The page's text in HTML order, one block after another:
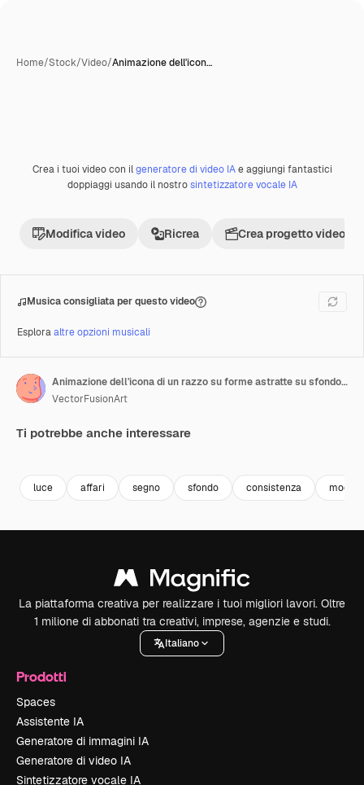
Home/Stock/Video/Animazione dell'icon…
PremiumCreata con IA
Crea i tuoi video con ilgeneratore di video IAe aggiungi fantastici
doppiaggi usando il nostrosintetizzatore vocale IA
Modifica video Ricrea Crea progetto video
Musica consigliata per questo video
Esploraaltre opzioni musicali
Animazione dell'icona di un razzo su forme astratte su sfondo giallo
VectorFusionArt
Ti potrebbe anche interessare
luce affari segno sfondo consistenza
La piattaforma creativa per realizzare i tuoi migliori lavori. Oltre
1 milione di abbonati tra creativi, imprese, agenzie e studi.
Italiano
Prodotti
Spaces
Assistente IA
Generatore di immagini IA
Generatore di video IA
Sintetizzatore vocale IA